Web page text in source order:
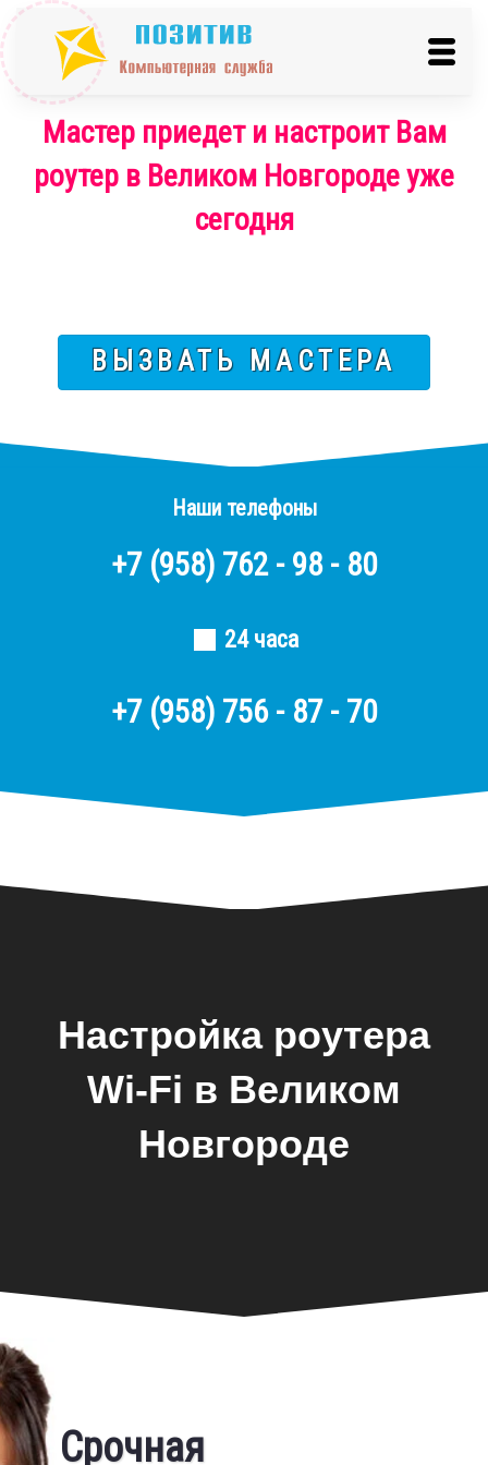
Мастер приедет и настроит Вам
роутер в Великом Новгороде уже
сегодня
ВЫЗВАТЬ МАСТЕРА
Наши телефоны
+7 (958) 762 - 98 - 80
24 часа
+7 (958) 756 - 87 - 70
Настройка роутера
Wi-Fi в Великом
Новгороде
Срочная
Фирменная гарантия